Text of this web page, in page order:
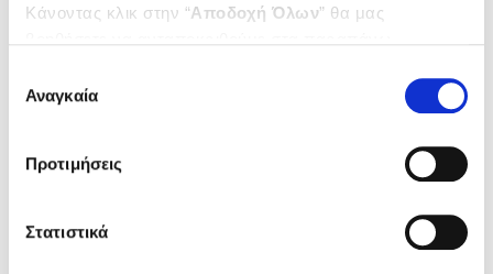
Κάνοντας κλικ στην “Αποδοχή Όλων” θα μας
ενδιαφέρουν και να επιλέξετε από τα παρακάτω με την
”. Μπορείτε να ενημερωθείτε
. Όπως και
στην “Προβολή λεπτομερειών”.
συγκατάθεσης
Αναγκαία
Προτιμήσεις
Στατιστικά
Μάιος 2020
Ιανουάριος 2020
Οκτώβριος 2019
Αύγουστος 2019
Ιούλιος 2019